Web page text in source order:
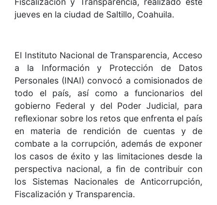
jueves en la ciudad de Saltillo, Coahuila.
El Instituto Nacional de Transparencia, Acceso
a la Información y Protección de Datos
Personales (INAI) convocó a comisionados de
todo el país, así como a funcionarios del
gobierno Federal y del Poder Judicial, para
reflexionar sobre los retos que enfrenta el país
en materia de rendición de cuentas y de
combate a la corrupción, además de exponer
los casos de éxito y las limitaciones desde la
perspectiva nacional, a fin de contribuir con
los Sistemas Nacionales de Anticorrupción,
Fiscalización y Transparencia.